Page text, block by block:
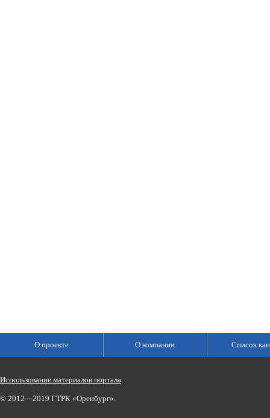
О проекте О компании Список
Использование материалов портала
© 2012—2019 ГТРК «Оренбург».